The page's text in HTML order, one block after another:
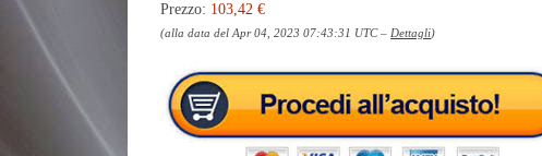
Prezzo: 103,42 €
(alla data del Apr 04, 2023 07:43:31 UTC – Dettagli)